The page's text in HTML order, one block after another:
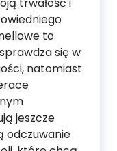
trwałość i
to
się w
natomiast
jeszcze
odczuwanie